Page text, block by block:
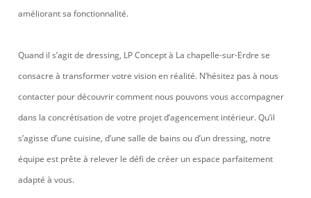
améliorant sa fonctionnalité.
Quand il s’agit de dressing, LP Concept à La chapelle-sur-Erdre se
consacre à transformer votre vision en réalité. N’hésitez pas à nous
contacter pour découvrir comment nous pouvons vous accompagner
dans la concrétisation de votre projet d’agencement intérieur. Qu’il
s’agisse d’une cuisine, d’une salle de bains ou d’un dressing, notre
équipe est prête à relever le défi de créer un espace parfaitement
adapté à vous.